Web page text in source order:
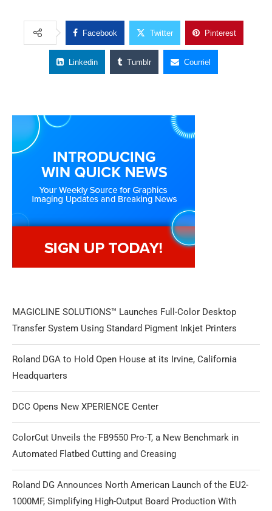
Facebook Twitter Pinterest
Linkedin Tumblr Courriel
MAGICLINE SOLUTIONS™ Launches Full-Color Desktop
Transfer System Using Standard Pigment Inkjet Printers
Roland DGA to Hold Open House at its Irvine, California
Headquarters
DCC Opens New XPERIENCE Center
ColorCut Unveils the FB9550 Pro-T, a New Benchmark in
Automated Flatbed Cutting and Creasing
Roland DG Announces North American Launch of the EU2-
1000MF, Simplifying High-Output Board Production With